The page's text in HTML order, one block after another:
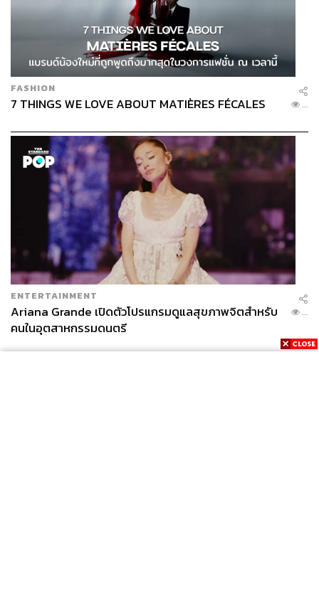
FASHION
7 THINGS WE LOVE ABOUT MATIÈRES FÉCALES ...
ENTERTAINMENT
Ariana Grande เปิดตัวโปรแกรมดูแลสุขภาพจิตสำหรับ
คนในอุตสาหกรรมดนตรี
...